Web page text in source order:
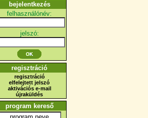
bejelentkezés
felhasználónév:
jelszó:
regisztráció
regisztráció
elfelejtett jelszó
aktivációs e-mail
újraküldés
program kereső